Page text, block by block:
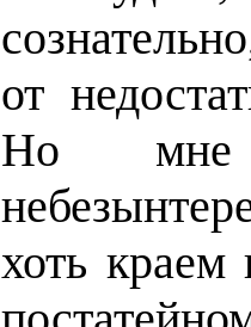
от
Но
хоть краем